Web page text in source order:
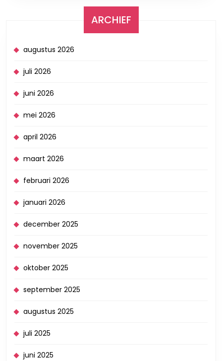
ARCHIEF
augustus 2026
juli 2026
juni 2026
mei 2026
april 2026
maart 2026
februari 2026
januari 2026
december 2025
november 2025
oktober 2025
september 2025
augustus 2025
juli 2025
juni 2025